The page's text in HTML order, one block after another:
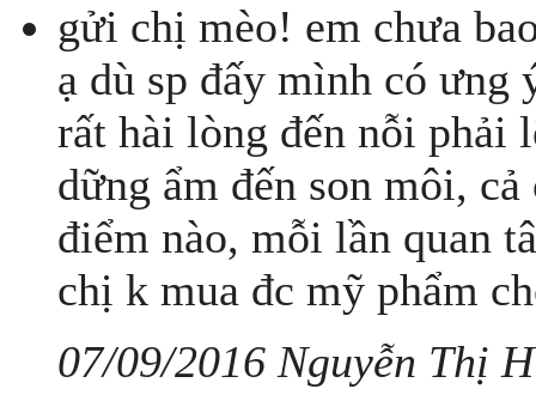
gửi chị mèo! em chưa
ạ dù sp đấy mình có ưng
rất hài lòng đến nỗi phải
dững ẩm đến son môi,
điểm nào, mỗi lần quan
chị k mua đc mỹ phẩm
07/09/2016 Nguyễn Thị